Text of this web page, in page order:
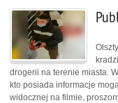
drogerii na terenie miasta.
kto posiada informacje
widocznej na filmie,